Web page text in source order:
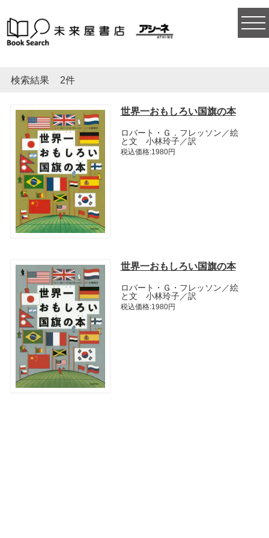
検索結果 2件
世界一おもしろい国旗の本
ロバート・Ｇ．フレッソン／絵
と文 小林玲子／訳
税込価格:1980円
世界一おもしろい国旗の本
ロバート・Ｇ・フレッソン／絵
と文 小林玲子／訳
税込価格:1980円